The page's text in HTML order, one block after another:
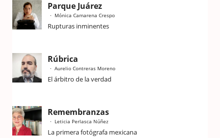
Parque Juárez
Mónica Camarena Crespo
Rupturas inminentes
Rúbrica
Aurelio Contreras Moreno
El árbitro de la verdad
Remembranzas
Leticia Perlasca Núñez
La primera fotógrafa mexicana